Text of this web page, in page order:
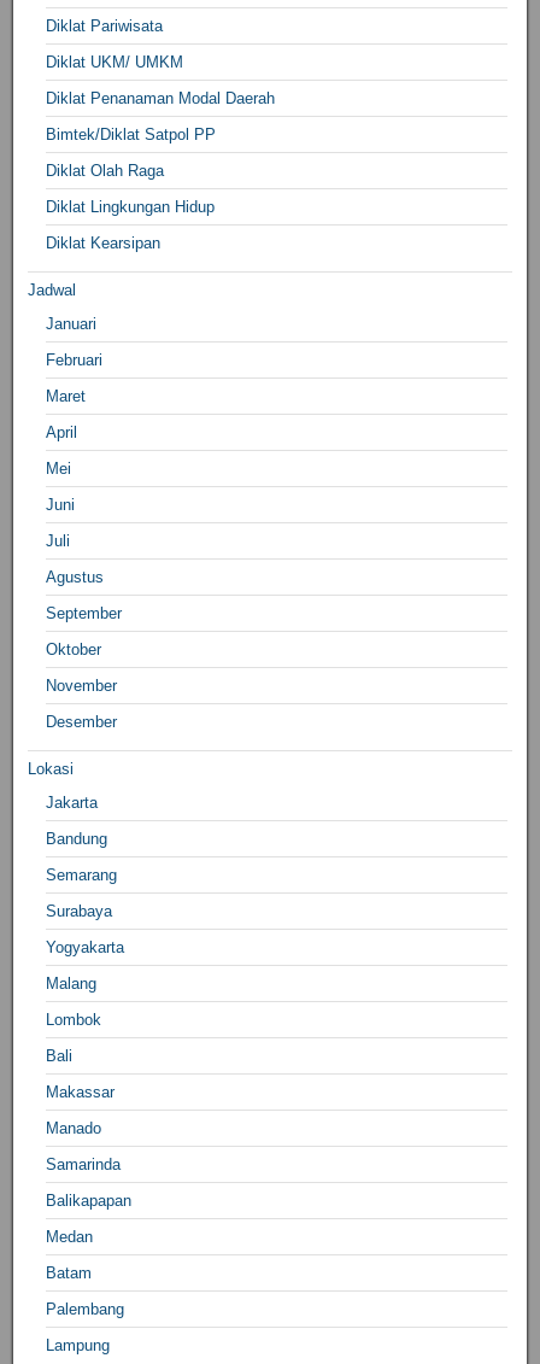
Diklat Pariwisata
Diklat UKM/ UMKM
Diklat Penanaman Modal Daerah
Bimtek/Diklat Satpol PP
Diklat Olah Raga
Diklat Lingkungan Hidup
Diklat Kearsipan
Jadwal
Januari
Februari
Maret
April
Mei
Juni
Juli
Agustus
September
Oktober
November
Desember
Lokasi
Jakarta
Bandung
Semarang
Surabaya
Yogyakarta
Malang
Lombok
Bali
Makassar
Manado
Samarinda
Balikapapan
Medan
Batam
Palembang
Lampung